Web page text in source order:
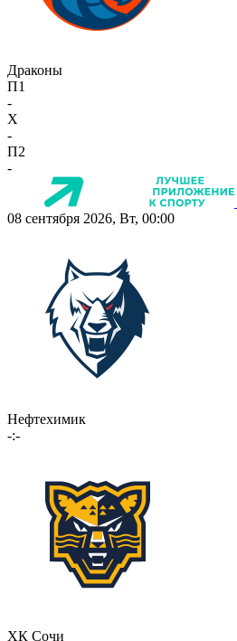
Драконы
П1
-
X
-
П2
-
08 сентября 2026, Вт, 00:00
Нефтехимик
-:-
ХК Сочи